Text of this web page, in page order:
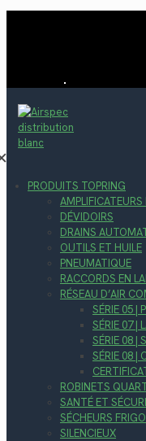
PRODUITS TOPRING
AMPLIFICATEURS
DÉVIDOIRS
DRAINS
OUTILS ET HUILE
PNEUMATIQUE
RACCORDS EN
RÉSEAU D’AIR
SÉRIE 05 |
SÉRIE 07 |
SÉRIE 08 |
SÉRIE 08 |
ROBINETS
SANTÉ ET
SÉCHEURS
SILENCIEUX